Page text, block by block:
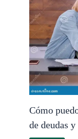
Cómo
de deudas